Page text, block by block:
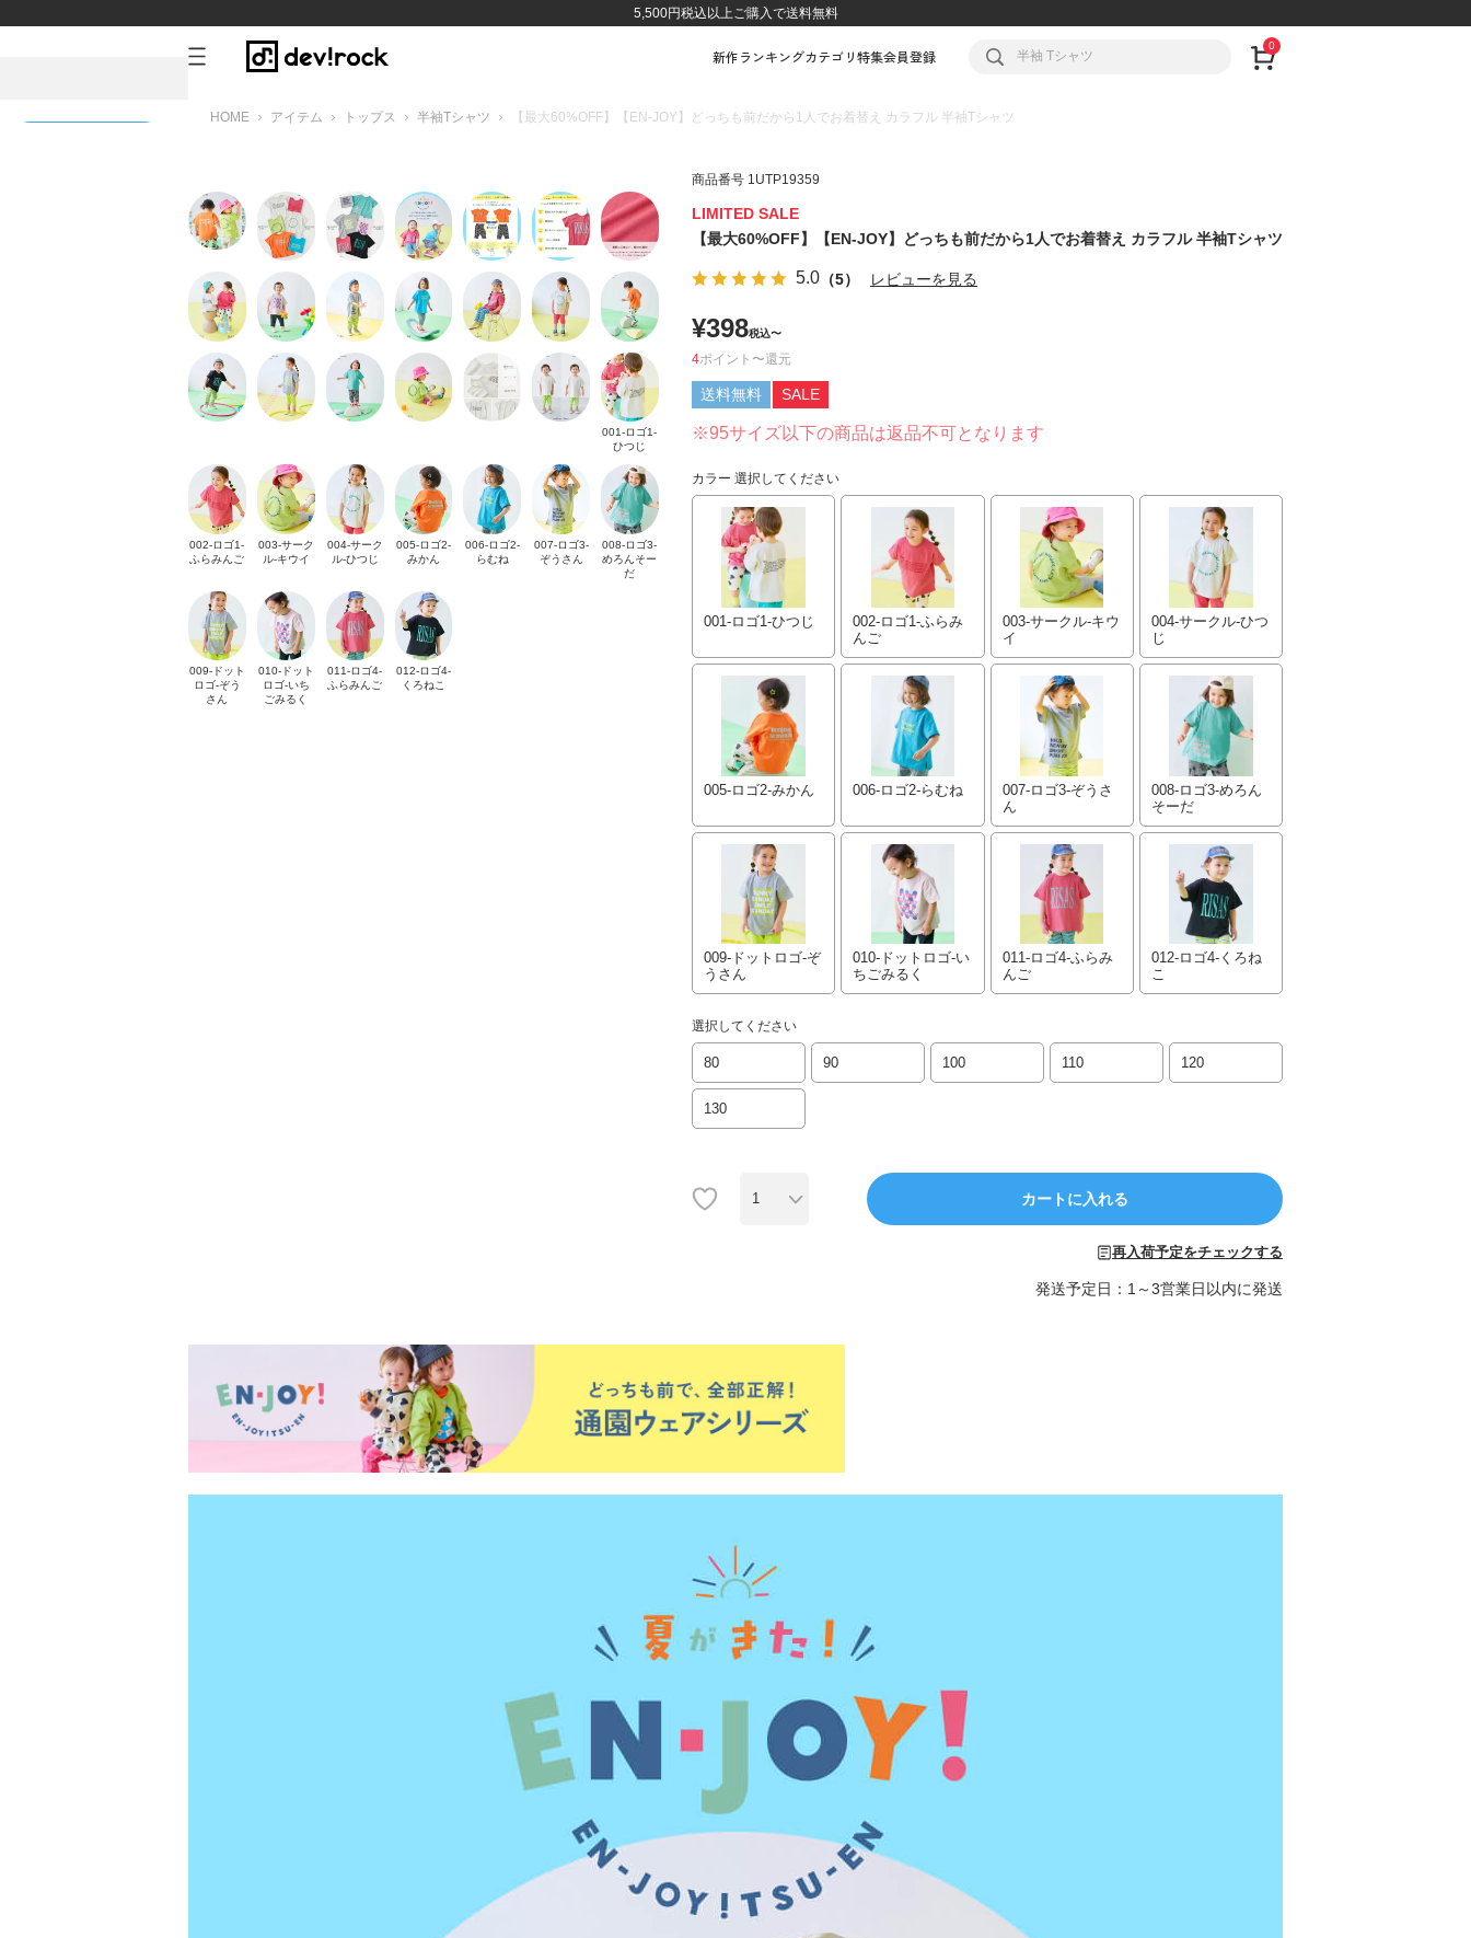
5,500円税込以上ご購入で送料無料
新作ランキングカテゴリ特集会員登録
0
HOME アイテム トップス 半袖Tシャツ 【最大60%OFF】【EN-JOY】どっちも前だから1人でお着替え カラフル 半袖Tシャツ
001-ロゴ1-
ひつじ
002-ロゴ1-
ふらみんご
003-サーク
ル-キウイ
004-サーク
ル-ひつじ
005-ロゴ2-
みかん
006-ロゴ2-
らむね
007-ロゴ3-
ぞうさん
008-ロゴ3-
めろんそー
だ
009-ドット
ロゴ-ぞう
さん
010-ドット
ロゴ-いち
ごみるく
011-ロゴ4-
ふらみんご
012-ロゴ4-
くろねこ
商品番号 1UTP19359
LIMITED SALE
【最大60%OFF】【EN-JOY】どっちも前だから1人でお着替え カラフル 半袖Tシャツ
5.0 （5） レビューを見る
¥398税込〜
4ポイント 〜
送料無料 SALE
※95サイズ以下の商品は返品不可となります
カラー 選択してください
001-ロゴ1-ひつじ
002-ロゴ1-ふらみ
んご
003-サークル-キウ
イ
004-サークル-ひつ
じ
005-ロゴ2-みかん 006-ロゴ2-らむね
007-ロゴ3-ぞうさ
ん
008-ロゴ3-めろん
そーだ
009-ドットロゴ-ぞ
うさん
010-ドットロゴ-い
ちごみるく
011-ロゴ4-ふらみ
んご
012-ロゴ4-くろね
こ
選択してください
80 90 100 110 120
130
カートに入れる
再入荷予定をチェックする
発送予定日：1～3営業日以内に発送